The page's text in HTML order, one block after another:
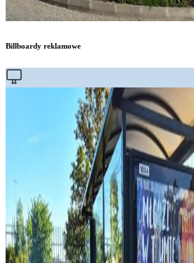
Billboardy reklamowe